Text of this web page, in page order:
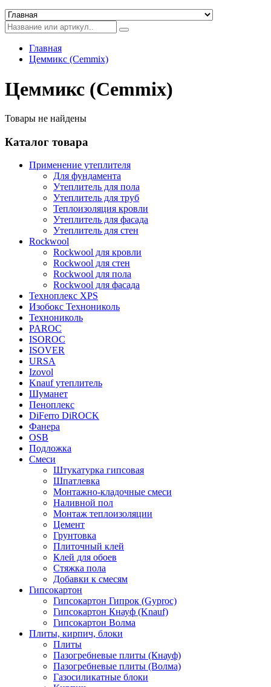
Главная
Цеммикс (Cemmix)
Цеммикс (Cemmix)
Товары не найдены
Каталог товара
Применение утеплителя
Для фундамента
Утеплитель для пола
Утеплитель для труб
Теплоизоляция кровли
Утеплитель для фасада
Утеплитель для стен
Rockwool
Rockwool для кровли
Rockwool для стен
Rockwool для пола
Rockwool для фасада
Техноплекс XPS
Изобокс Технониколь
Технониколь
PAROC
ISOROC
ISOVER
URSA
Izovol
Knauf утеплитель
Шуманет
Пеноплекс
DiFerro DiROCK
Фанера
OSB
Подложка
Смеси
Штукатурка гипсовая
Шпатлевка
Монтажно-кладочные смеси
Наливной пол
Монтаж теплоизоляции
Цемент
Грунтовка
Плиточный клей
Клей для обоев
Стяжка пола
Добавки к смесям
Гипсокартон
Гипсокартон Гипрок (Gyproc)
Гипсокартон Кнауф (Knauf)
Гипсокартон Волма
Плиты, кирпич, блоки
Плиты
Пазогребневые плиты (Кнауф)
Пазогребневые плиты (Волма)
Газосиликатные блоки